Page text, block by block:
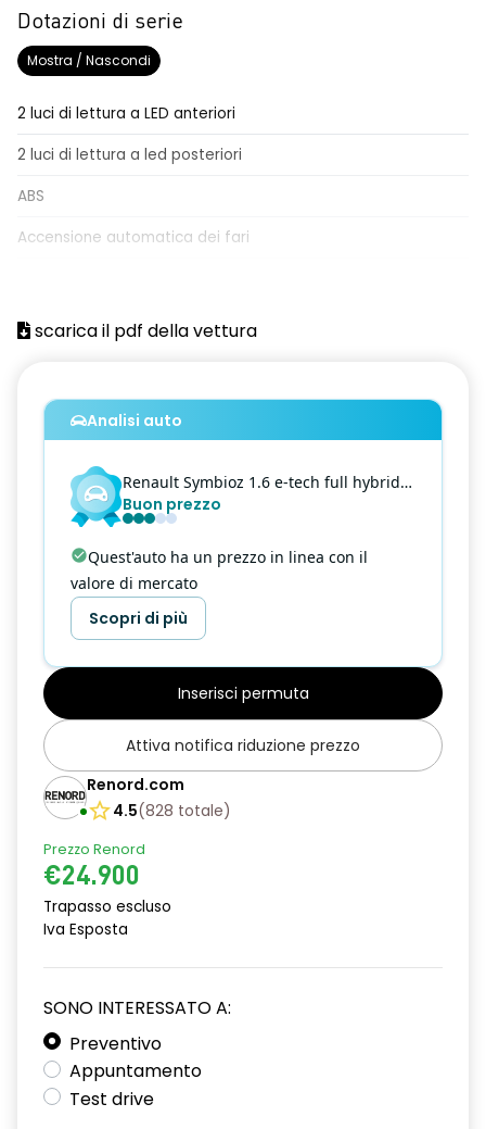
Dotazioni di serie
Mostra / Nascondi
2 luci di lettura a LED anteriori
2 luci di lettura a led posteriori
ABS
Accensione automatica dei fari
Active emergency brake (frenata di emergenza attiva con
riconoscimento pedoni, ciclisti, veicoli e incroci)
Airbag frontale passeggero
Airbag laterale testa-torace conducente
Airbag laterale testa-torace passeggero
Airbag laterali a tendina anteriori
Airbag laterali a tendina posteriori
Alzacristalli anteriori elettrici e impulsionali
Alzacristalli posteriori elettrici
Armonia interna specifica iconic
Assistenza alla frenata di emergenza
Assistenza alla partenza in salita
Badge laterale specifico esprit alpine
Blind spot warning (sensore angolo cieco)
Caricatore Smartphone a induzione
Cerchi in lega da 19" diamantati pulsar
Chiusura centralizzata
scarica il pdf della vettura
Analisi auto
Renault Symbioz 1.6 e-tech full hybrid iconic auto 145cv
Buon prezzo
Quest'auto ha un prezzo in linea con il
valore di mercato
Scopri di più
Inserisci permuta
Attiva notifica riduzione prezzo
Renord.com
4.5(828 totale)
Prezzo Renord
€24.900
Trapasso escluso
Iva Esposta
SONO INTERESSATO A:
Preventivo
Appuntamento
Test drive